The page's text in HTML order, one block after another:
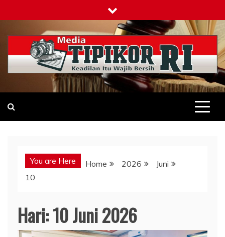
to
content
Tipikor-ri-online.my.id
Keadilan Itu Wajib Bersih
You are Here Home 2026
Juni
10
Hari:10 Juni 2026